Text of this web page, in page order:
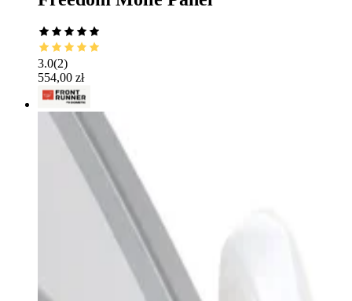
3.0(2)
554,00 zł